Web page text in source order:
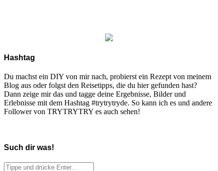
Hashtag
Du machst ein DIY von mir nach, probierst ein Rezept von meinem
Blog aus oder folgst den Reisetipps, die du hier gefunden hast?
Dann zeige mir das und tagge deine Ergebnisse, Bilder und
Erlebnisse mit dem Hashtag #trytrytryde. So kann ich es und andere
Follower von TRYTRYTRY es auch sehen!
Such dir was!